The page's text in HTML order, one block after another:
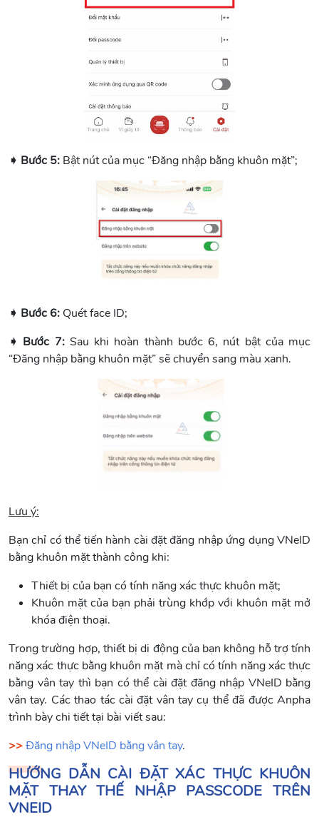
➧ Bước 5: Bật nút của mục “Đăng nhập bằng khuôn mặt”;
➧ Bước 6: Quét face ID;
➧ Bước 7: Sau khi hoàn thành bước 6, nút bật của mục
“Đăng nhập bằng khuôn mặt” sẽ chuyển sang màu xanh.
Lưu ý:
Bạn chỉ có thể tiến hành cài đặt đăng nhập ứng dụng VNeID
bằng khuôn mặt thành công khi:
Thiết bị của bạn có tính năng xác thực khuôn mặt;
Khuôn mặt của bạn phải trùng khớp với khuôn mặt mở
khóa điện thoại.
Trong trường hợp, thiết bị di động của bạn không hỗ trợ tính
năng xác thực bằng khuôn mặt mà chỉ có tính năng xác thực
bằng vân tay thì bạn có thể cài đặt đăng nhập VNeID bằng
vân tay. Các thao tác cài đặt vân tay cụ thể đã được Anpha
trình bày chi tiết tại bài viết sau:
>>Đăng nhập VNeID bằng vân tay.
HƯỚNG DẪN CÀI ĐẶT XÁC THỰC KHUÔN
MẶT THAY THẾ NHẬP PASSCODE TRÊN
VNEID